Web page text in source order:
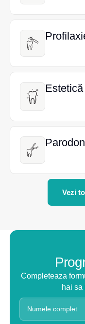
Vezi
Completeaza
hai sa